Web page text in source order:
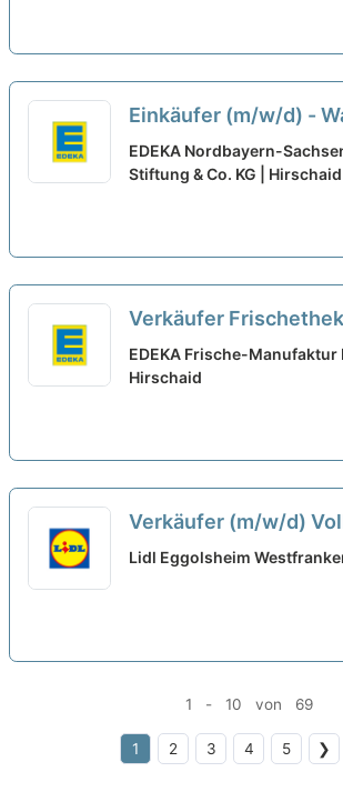
Einkäufer (m/w/d) -
Geflügel / SB Fleisch /
EDEKA Nordbayern-
Stiftung & Co. KG | Hirschaid
Verkäufer
Metzger (m/w/d)
neu
EDEKA Frische-Manufaktur
Hirschaid
Verkäufer (m/w/d)
unbefristet neu
Lidl Eggolsheim
1 - 10 von 69
1 2 3 4 5 ❯